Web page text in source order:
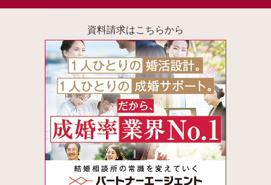
資料請求はこちらから